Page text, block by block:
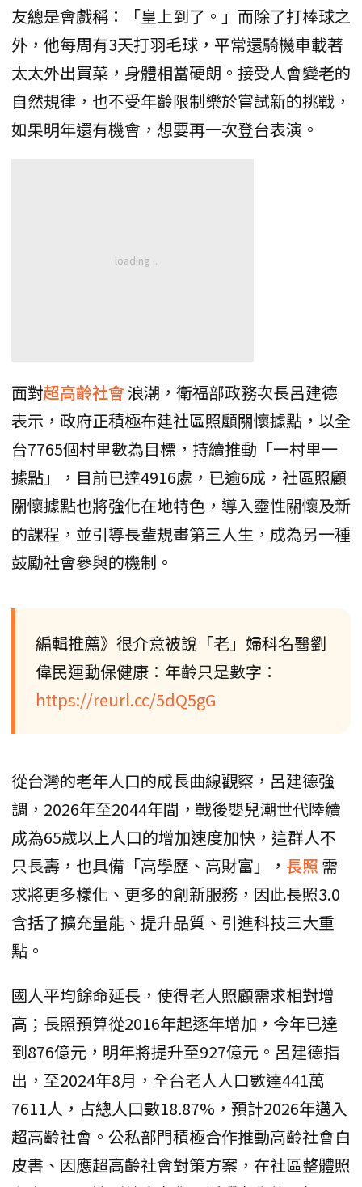
友總是會戲稱：「皇上到了。」而除了打棒球之
外，他每周有3天打羽毛球，平常還騎機車載著
太太外出買菜，身體相當硬朗。接受人會變老的
自然規律，也不受年齡限制樂於嘗試新的挑戰，
如果明年還有機會，想要再一次登台表演。
面對超高齡社會浪潮，衛福部政務次長呂建德
表示，政府正積極布建社區照顧關懷據點，以全
台7765個村里數為目標，持續推動「一村里一
據點」，目前已達4916處，已逾6成，社區照顧
關懷據點也將強化在地特色，導入靈性關懷及新
的課程，並引導長輩規畫第三人生，成為另一種
鼓勵社會參與的機制。
編輯推薦》很介意被說「老」婦科名醫劉
偉民運動保健康：年齡只是數字：
https://reurl.cc/5dQ5gG
從台灣的老年人口的成長曲線觀察，呂建德強
調，2026年至2044年間，戰後嬰兒潮世代陸續
成為65歲以上人口的增加速度加快，這群人不
只長壽，也具備「高學歷、高財富」， 長照 需
求將更多樣化、更多的創新服務，因此長照3.0
含括了擴充量能、提升品質、引進科技三大重
點。
國人平均餘命延長，使得老人照顧需求相對增
高；長照預算從2016年起逐年增加，今年已達
到876億元，明年將提升至927億元。呂建德指
出，至2024年8月，全台老人人口數達441萬
7611人，占總人口數18.87%，預計2026年邁入
超高齡社會。公私部門積極合作推動高齡社會白
皮書、因應超高齡社會對策方案，在社區整體照